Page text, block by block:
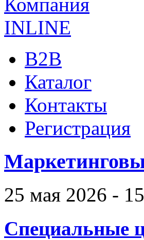
B2B
Каталог
Контакты
Регистрация
25 мая 2026 -
Специальные